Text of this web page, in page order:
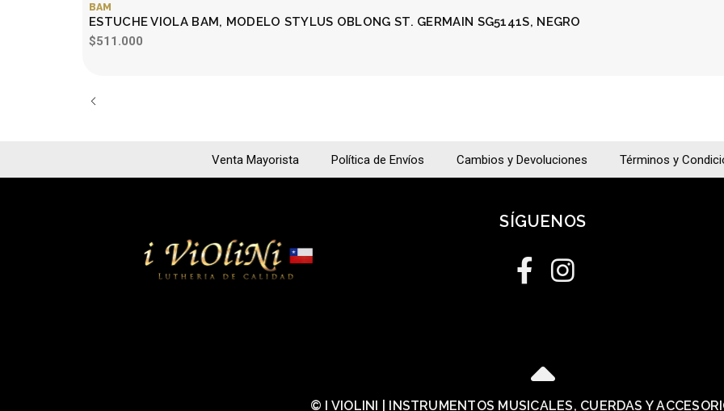
BAM
ESTUCHE VIOLA BAM, MODELO STYLUS OBLONG ST. GERMAIN SG5141S, NEGRO
$511.000
Venta Mayorista Política de Envíos Cambios y Devoluciones Términos y
SÍGUENOS
© I VIOLINI | INSTRUMENTOS MUSICALES, CUERDAS Y